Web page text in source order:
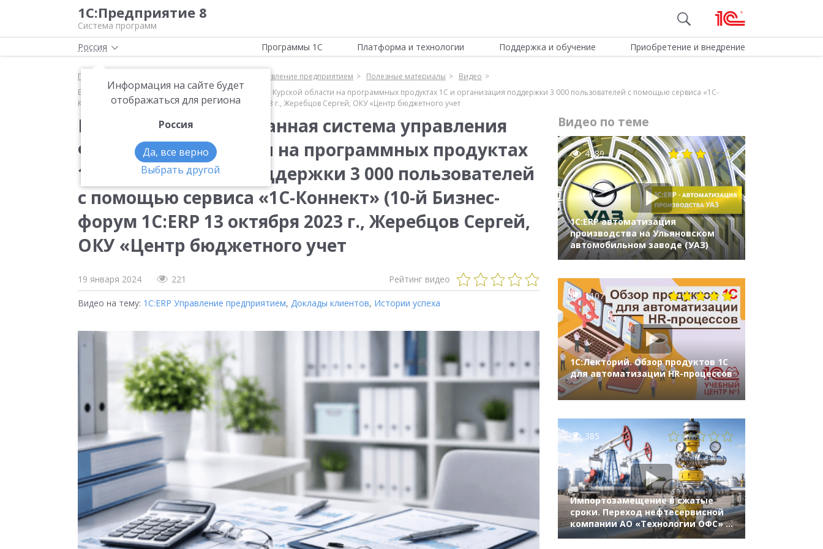
1С:Предприятие 8
Система программ
Россия
Информация на сайте будет
отображаться для региона
Россия
Да, все верно
Выбрать другой
Программы 1С Платформа и технологии Поддержка и обучение Приобретение и внедрение
Главная 1С:ERP Управление предприятием Полезные материалы
Видео
Единая централизованная система управления ФХД Курской области на программных продуктах 1С и организация поддержки 3 000 пользователей с помощью сервиса «1С-
Коннект» (10-й Бизнес-форум 1С:ERP 13 октября 2023 г., Жеребцов Сергей, ОКУ «Центр бюджетного учет
Единая централизованная система управления
ФХД Курской области на программных продуктах
1С и организация поддержки 3 000 пользователей
с помощью сервиса «1С-Коннект» (10-й Бизнес-
форум 1С:ERP 13 октября 2023 г., Жеребцов Сергей,
ОКУ «Центр бюджетного учет
19 января 2024 221 Рейтинг видео
Видео на тему: 1С:ERP Управление предприятием, Доклады клиентов, Истории успеха
Видео по теме
4289
1С:ERP автоматизация
производства на Ульяновском
автомобильном заводе (УАЗ)
1107
1С:Лекторий. Обзор продуктов 1С
для автоматизации HR-процессов
385
Импортозамещение в сжатые
сроки. Переход нефтесервисной
компании АО «Технологии ОФС» с
импортных решений на «1С:ERP.